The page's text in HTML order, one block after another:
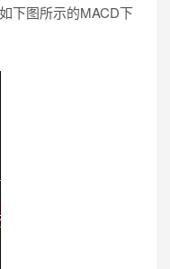
下图所示的MACD下